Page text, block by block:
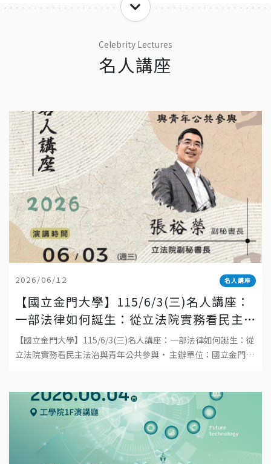
Celebrity Lectures
名人講座
2026/06/12 名人講座
【國立金門大學】115/6/3(三)名人講座：
一部法律如何誕生：從立法院實務看民主
法治與青年公共參與
【國立金門大學】115/6/3(三)名人講座：一部法律如何誕生：從
立法院實務看民主法治與青年公共參與• 主辦單位：國立金門大